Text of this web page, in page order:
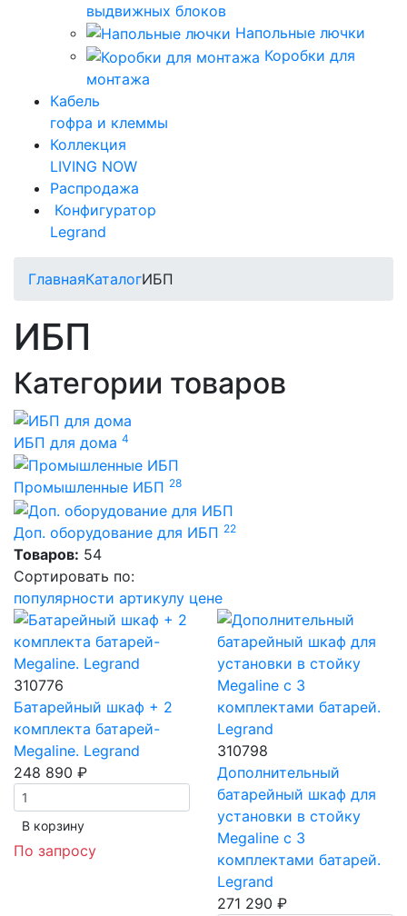
выдвижных блоков
Напольные лючки
Коробки для
монтажа
Кабель
гофра и клеммы
Коллекция
LIVING NOW
Распродажа
Конфигуратор
Legrand
ГлавнаяКаталогИБП
ИБП
Категории товаров
ИБП для дома 4
Промышленные ИБП 28
Доп. оборудование для ИБП 22
Товаров: 54
Сортировать по:
популярности артикулу цене
310776
Батарейный шкаф + 2
комплекта батарей-
Megaline. Legrand
248 890 ₽
В корзинy
По запросу
310798
Дополнительный
батарейный шкаф для
установки в стойку
Megaline с 3
комплектами батарей.
Legrand
271 290 ₽